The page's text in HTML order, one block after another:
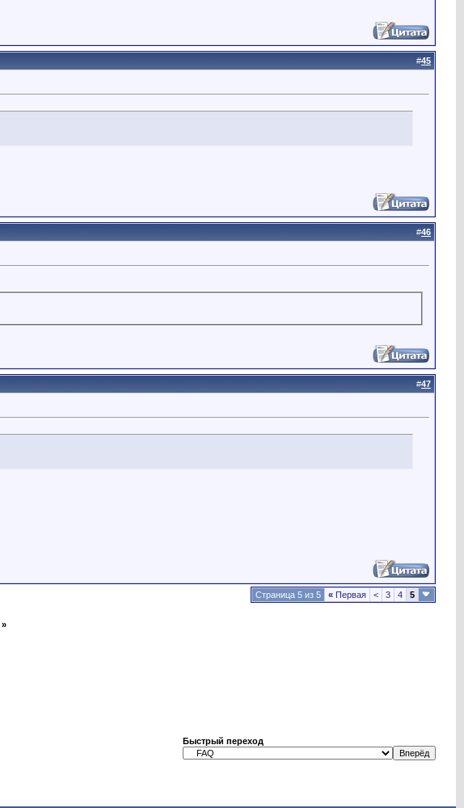
#45
#46
#47
Страница 5 из 5 « Первая < 3 4 5
»
Быстрый переход